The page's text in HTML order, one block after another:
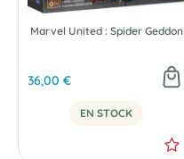
Marvel United : Spider Geddon
36,00 €
EN STOCK